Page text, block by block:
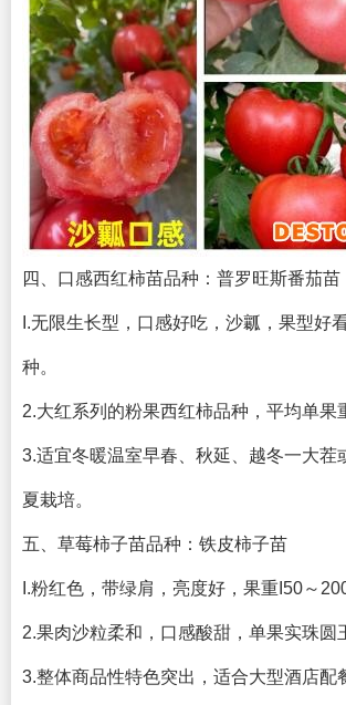
四、口感西红柿苗品种：普罗旺斯番茄苗
I.无限生长型，口感好吃，沙瓤，果型好
种。
2.大红系列的粉果西红柿品种，平均单果
3.适宜冬暖温室早春、秋延、越冬一大茬
夏栽培。
五、草莓柿子苗品种：铁皮柿子苗
I.粉红色，带绿肩，亮度好，果重I50～
2.果肉沙粒柔和，口感酸甜，单果实珠圆
3.整体商品性特色突出，适合大型酒店配